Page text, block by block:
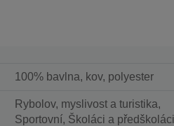
100% bavlna, kov, polyester
Rybolov, myslivost a turistika,
Sportovní, Školáci a předškoláci